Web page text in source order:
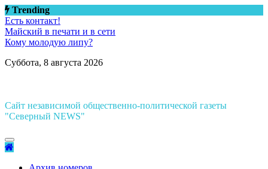
Перейти
к
содержимому
Trending
Есть контакт!
Майский в печати и в сети
Кому молодую липу?
Суббота, 8 августа 2026
Сайт независимой общественно-политической газеты
"Северный NEWS"